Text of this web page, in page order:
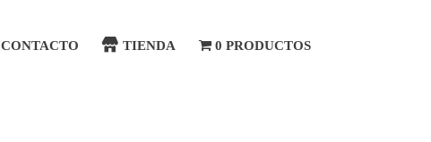
CONTACTO TIENDA 0 PRODUCTOS